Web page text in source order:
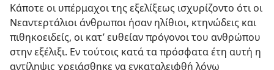
Κάποτε οι υπέρμαχοι της εξελίξεως ισχυρίζοντο ότι οι
Νεαντερτάλιοι άνθρωποι ήσαν ηλίθιοι, κτηνώδεις και
πιθηκοειδείς, οι κατ’ ευθείαν πρόγονοι του ανθρώπου
στην εξέλιξι. Εν τούτοις κατά τα πρόσφατα έτη αυτή η
αντίληψις χρειάσθηκε να εγκαταλειφθή λόγω